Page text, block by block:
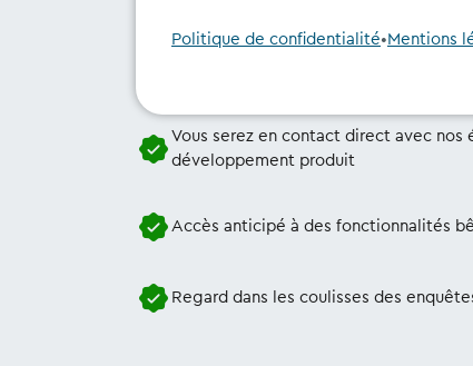
Vous serez en contact direct avec nos
développement produit
Accès anticipé à des fonctionnalités
Regard dans les coulisses des
Politique de confidentialité• Mentions